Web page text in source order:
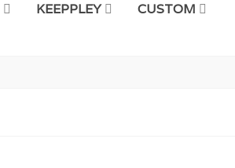
KEEPPLEY
CUSTOM